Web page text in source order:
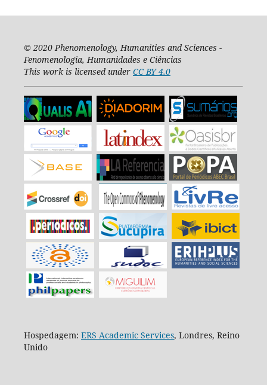
© 2020 Phenomenology, Humanities and Sciences -
Fenomenologia, Humanidades e Ciências
This work is licensed under CC BY 4.0
Hospedagem: ERS Academic Services, Londres, Reino
Unido